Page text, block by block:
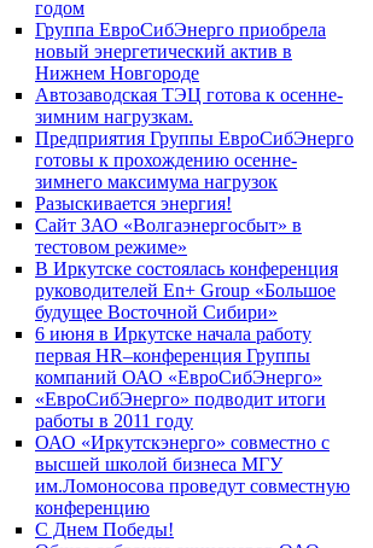
годом
Группа ЕвроСибЭнерго приобрела
новый энергетический актив в
Нижнем Новгороде
Автозаводская ТЭЦ готова к осенне-
зимним нагрузкам.
Предприятия Группы ЕвроСибЭнерго
готовы к прохождению осенне-
зимнего максимума нагрузок
Разыскивается энергия!
Сайт ЗАО «Волгаэнергосбыт» в
тестовом режиме»
В Иркутске состоялась конференция
руководителей En+ Group «Большое
будущее Восточной Сибири»
6 июня в Иркутске начала работу
первая HR–конференция Группы
компаний ОАО «ЕвроСибЭнерго»
«ЕвроСибЭнерго» подводит итоги
работы в 2011 году
ОАО «Иркутскэнерго» совместно с
высшей школой бизнеса МГУ
им.Ломоносова проведут совместную
конференцию
С Днем Победы!